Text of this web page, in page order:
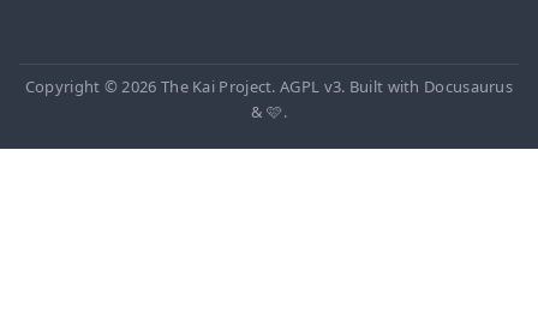
Copyright © 2026 The Kai Project. AGPL v3. Built with Docusaurus
& 🩷.